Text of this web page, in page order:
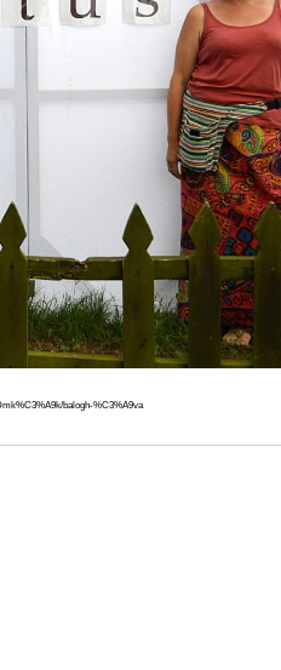
balogh-%C3%A9va